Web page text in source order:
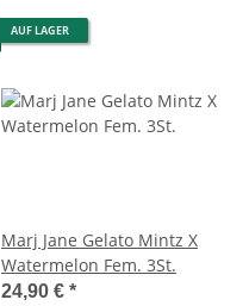
AUF LAGER
Marj Jane Gelato Mintz X
Watermelon Fem. 3St.
24,90 € *